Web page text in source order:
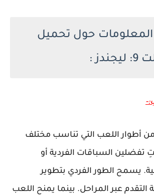
المعلومات حول تحميل
:
من أطوار اللعب التي تناسب مختلف
تفضلين السباقات الفردية أو
يسمح الطور الفردي بتطوير
التقدم عبر المراحل. بينما يمنح اللعب